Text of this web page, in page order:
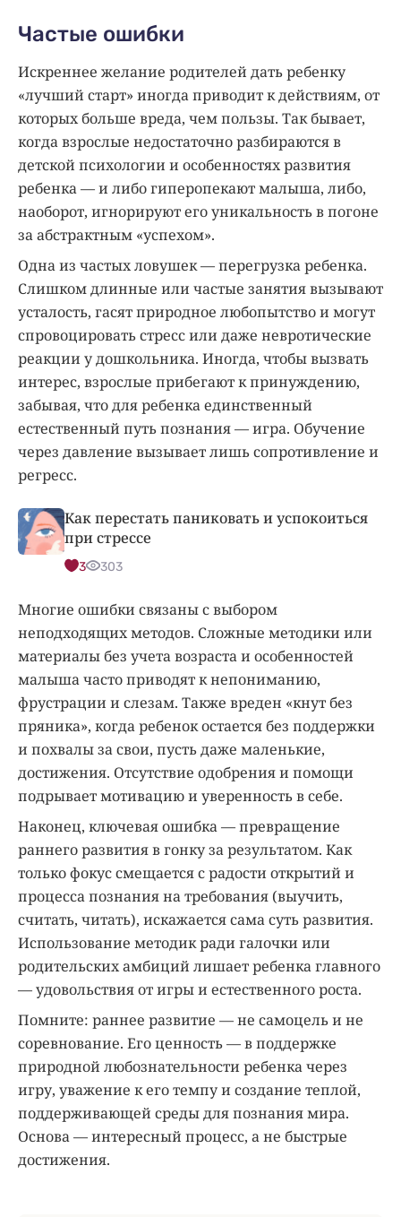
Частые ошибки
Искреннее желание родителей дать ребенку
«лучший старт» иногда приводит к действиям, от
которых больше вреда, чем пользы. Так бывает,
когда взрослые недостаточно разбираются в
детской психологии и особенностях развития
ребенка — и либо гиперопекают малыша, либо,
наоборот, игнорируют его уникальность в погоне
за абстрактным «успехом».
Одна из частых ловушек — перегрузка ребенка.
Слишком длинные или частые занятия вызывают
усталость, гасят природное любопытство и могут
спровоцировать стресс или даже невротические
реакции у дошкольника. Иногда, чтобы вызвать
интерес, взрослые прибегают к принуждению,
забывая, что для ребенка единственный
естественный путь познания — игра. Обучение
через давление вызывает лишь сопротивление и
регресс.
Как перестать паниковать и успокоиться
при стрессе
3 303
Многие ошибки связаны с выбором
неподходящих методов. Сложные методики или
материалы без учета возраста и особенностей
малыша часто приводят к непониманию,
фрустрации и слезам. Также вреден «кнут без
пряника», когда ребенок остается без поддержки
и похвалы за свои, пусть даже маленькие,
достижения. Отсутствие одобрения и помощи
подрывает мотивацию и уверенность в себе.
Наконец, ключевая ошибка — превращение
раннего развития в гонку за результатом. Как
только фокус смещается с радости открытий и
процесса познания на требования (выучить,
считать, читать), искажается сама суть развития.
Использование методик ради галочки или
родительских амбиций лишает ребенка главного
— удовольствия от игры и естественного роста.
Помните: раннее развитие — не самоцель и не
соревнование. Его ценность — в поддержке
природной любознательности ребенка через
игру, уважение к его темпу и создание теплой,
поддерживающей среды для познания мира.
Основа — интересный процесс, а не быстрые
достижения.